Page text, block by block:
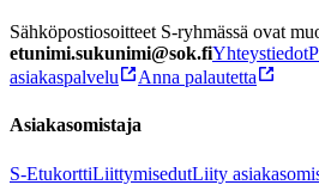
Sähköpostiosoitteet S-ryhmässä ovat
etunimi.sukunimi@sok.fiYhteystiedot
asiakaspalvelu
Anna palautetta
Asiakasomistaja
S-EtukorttiLiittymisedutLiity